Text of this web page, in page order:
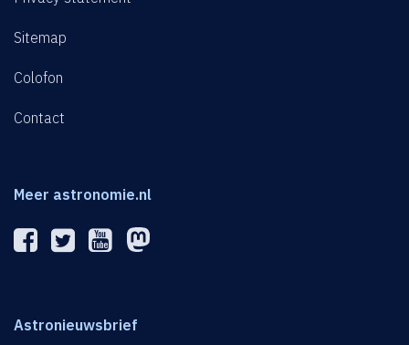
Sitemap
Colofon
Contact
Meer astronomie.nl
Astronieuwsbrief